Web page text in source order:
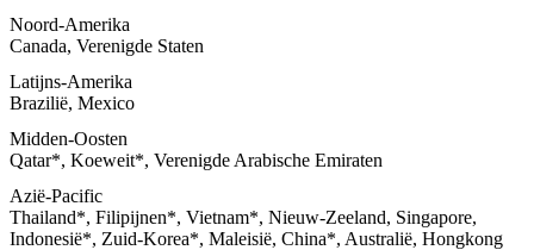
Noord-Amerika
Canada, Verenigde Staten
Latijns-Amerika
Brazilië, Mexico
Midden-Oosten
Qatar*, Koeweit*, Verenigde Arabische Emiraten
Azië-Pacific
Thailand*, Filipijnen*, Vietnam*, Nieuw-Zeeland, Singapore,
Indonesië*, Zuid-Korea*, Maleisië, China*, Australië, Hongkong